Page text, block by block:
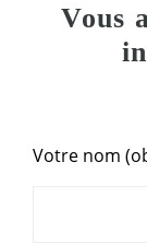
Vous
Votre nom